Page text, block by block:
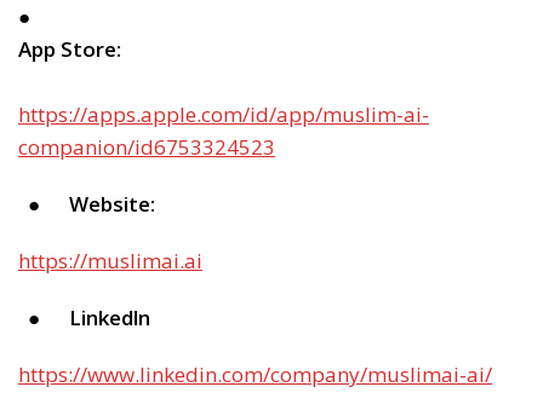
●
App Store:
https://apps.apple.com/id/app/muslim-ai-
companion/id6753324523
● Website:
https://muslimai.ai
● Linkedln
https://www.linkedin.com/company/muslimai-ai/